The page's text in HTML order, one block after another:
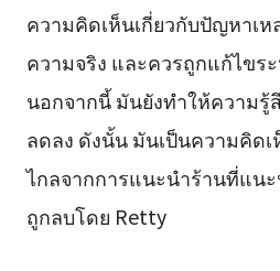
ความคิดเห็นเกี่ยวกับปัญหาเ
ความจริง และควรถูกแก้ไขร
นอกจากนี้ มันยังทำให้ความรู้
ลดลง ดังนั้น มันเป็นความคิด
ไกลจากการแนะนำร้านที่แน
ถูกลบโดย Retty